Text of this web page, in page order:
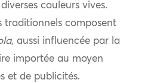
couleurs vives.
traditionnels composent
, aussi influencée par la
importée au moyen
et de publicités.